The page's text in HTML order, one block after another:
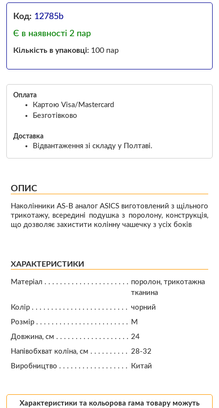
Код: 12785b
Є в наявності 2 пар
Кількість в упаковці:100 пар
Оплата
Картою Visa/Mastercard
Безготівково
Доставка
Відвантаження зі складу у Полтаві.
ОПИС
Наколінники AS-B аналог ASICS виготовлений з щільного
трикотажу, всередині подушка з поролону, конструкція,
що дозволяє захистити колінну чашечку з усіх боків
ХАРАКТЕРИСТИКИ
Матеріал
поролон, трикотажна
тканина
Колір
чорний
Розмір
M
Довжина, см
24
Напівобхват коліна, см
28-32
Виробництво
Китай
Характеристики та кольорова гама товару можуть